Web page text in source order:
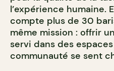
l’expérience humaine.
compte plus de 30
même mission : offrir
servi dans des
communauté se sent